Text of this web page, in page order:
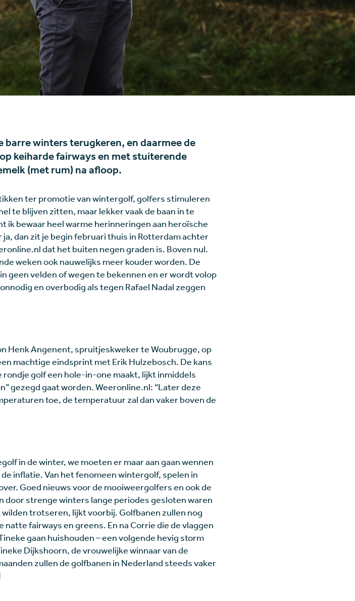
winters terugkeren, en daarmee de
keiharde fairways en met stuiterende
(met rum) na afloop.
ter promotie van wintergolf, golfers stimuleren
te blijven zitten, maar lekker vaak de baan in te
ik bewaar heel warme herinneringen aan heroïsche
dan zit je begin februari thuis in Rotterdam achter
dat het buiten negen graden is. Boven nul.
weken ook nauwelijks meer kouder worden. De
geen velden of wegen te bekennen en er wordt volop
en overbodig als tegen Rafael Nadal zeggen
Henk Angenent, spruitjeskweker te Woubrugge, op
machtige eindsprint met Erik Hulzebosch. De kans
golf een hole-in-one maakt, lijkt inmiddels
gezegd gaat worden. Weeronline.nl: “Later deze
toe, de temperatuur zal dan vaker boven de
in de winter, we moeten er maar aan gaan wennen
inflatie. Van het fenomeen wintergolf, spelen in
Goed nieuws voor de mooiweergolfers en ook de
door strenge winters lange periodes gesloten waren
trotseren, lijkt voorbij. Golfbanen zullen nog
fairways en greens. En na Corrie die de vlaggen
gaan huishouden – een volgende hevig storm
Dijkshoorn, de vrouwelijke winnaar van de
zullen de golfbanen in Nederland steeds vaker